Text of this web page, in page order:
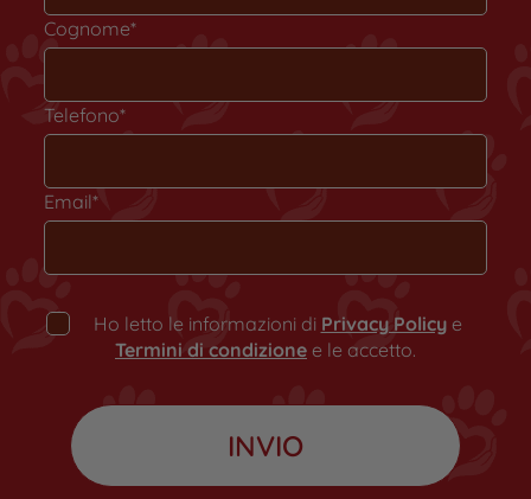
Cognome*
Telefono*
Email*
Ho letto le informazioni di Privacy Policye
Termini di condizione e le accetto.